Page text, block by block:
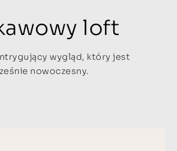
loft
wygląd, który jest
nowoczesny.